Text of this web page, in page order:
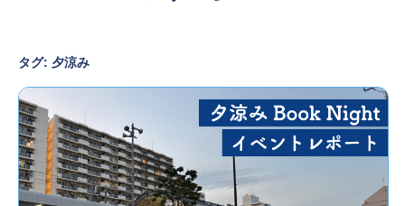
タグ: 夕涼み